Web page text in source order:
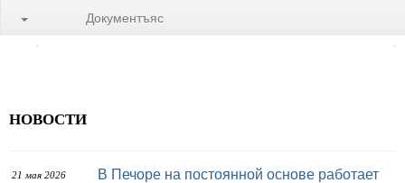
Документъяс
НОВОСТИ
21 мая 2026
В Печоре на постоянной основе работает